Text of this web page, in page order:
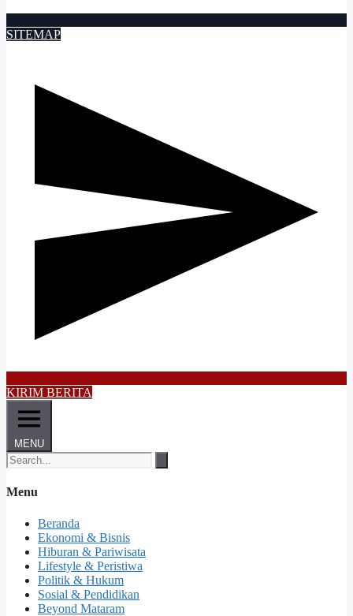
SITEMAP
KIRIM BERITA
MENU
Menu
Beranda
Ekonomi & Bisnis
Hiburan & Pariwisata
Lifestyle & Peristiwa
Politik & Hukum
Sosial & Pendidikan
Beyond Mataram